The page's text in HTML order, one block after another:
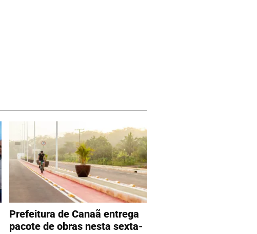
Prefeitura de Canaã entrega
pacote de obras nesta sexta-